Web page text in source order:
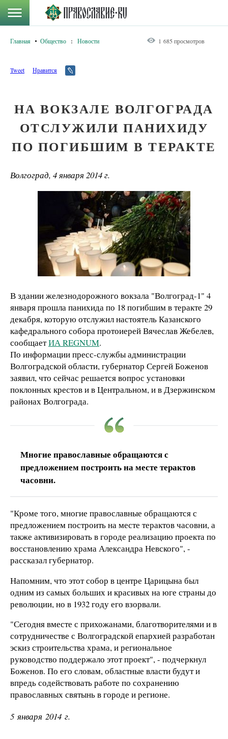
Главная Общество : Новости 1 685 просмотров
Tweet Нравится
НА ВОКЗАЛЕ ВОЛГОГРАДА
ОТСЛУЖИЛИ ПАНИХИДУ
ПО ПОГИБШИМ В ТЕРАКТЕ
Волгоград, 4 января 2014 г.
В здании железнодорожного вокзала "Волгоград-1" 4
января прошла панихида по 18 погибшим в теракте 29
декабря, которую отслужил настоятель Казанского
кафедрального собора протоиерей Вячеслав Жебелев,
сообщаетИА REGNUM.
По информации пресс-службы администрации
Волгоградской области, губернатор Сергей Боженов
заявил, что сейчас решается вопрос установки
поклонных крестов и в Центральном, и в Дзержинском
районах Волгограда.
Многие православные обращаются с
предложением построить на месте терактов
часовни.
"Кроме того, многие православные обращаются с
предложением построить на месте терактов часовни, а
также активизировать в городе реализацию проекта по
восстановлению храма Александра Невского", -
рассказал губернатор.
Напомним, что этот собор в центре Царицына был
одним из самых больших и красивых на юге страны до
революции, но в 1932 году его взорвали.
"Сегодня вместе с прихожанами, благотворителями и в
сотрудничестве с Волгоградской епархией разработан
эскиз строительства храма, и региональное
руководство поддержало этот проект", - подчеркнул
Боженов. По его словам, областные власти будут и
впредь содействовать работе по сохранению
православных святынь в городе и регионе.
5 января 2014 г.